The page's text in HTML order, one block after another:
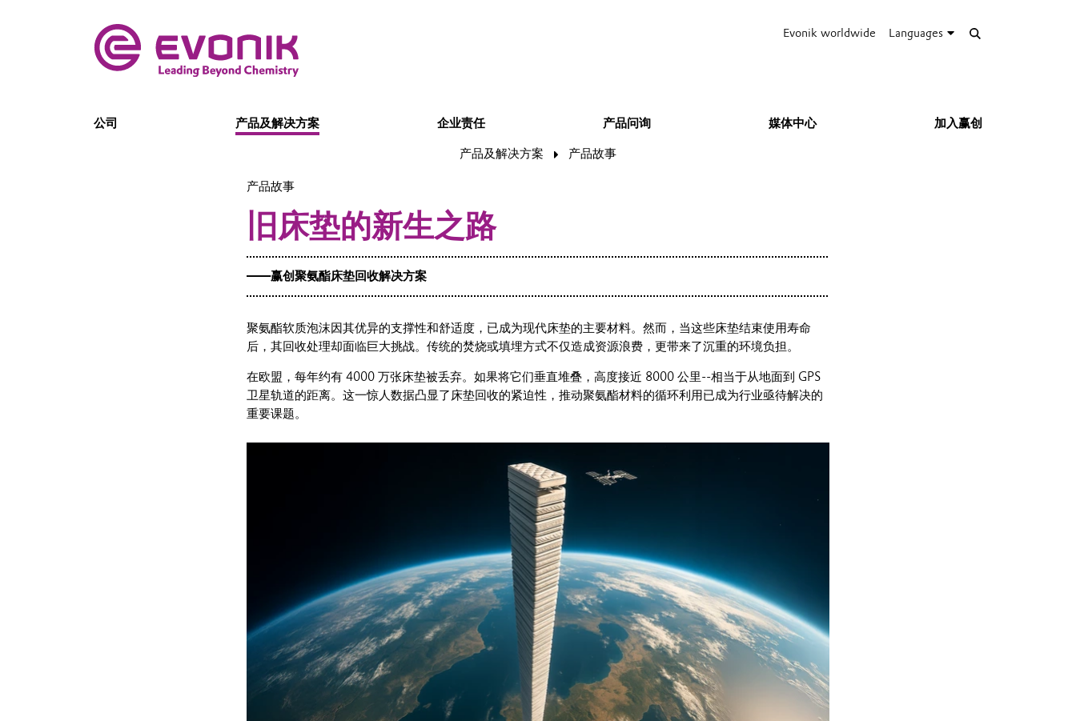
Evonik worldwide Languages
公司 产品及解决方案 企业责任 产品问询 媒体中心 加入赢创
产品及解决方案 产品故事
产品故事
旧床垫的新生之路
——赢创聚氨酯床垫回收解决方案
聚氨酯软质泡沫因其优异的支撑性和舒适度，已成为现代床垫的主要材料。然而，当这些床垫结束使用寿命
后，其回收处理却面临巨大挑战。传统的焚烧或填埋方式不仅造成资源浪费，更带来了沉重的环境负担。
在欧盟，每年约有 4000 万张床垫被丢弃。如果将它们垂直堆叠，高度接近 8000 公里--相当于从地面到 GPS
卫星轨道的距离。这一惊人数据凸显了床垫回收的紧迫性，推动聚氨酯材料的循环利用已成为行业亟待解决的
重要课题。